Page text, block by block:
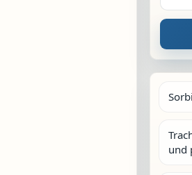
und